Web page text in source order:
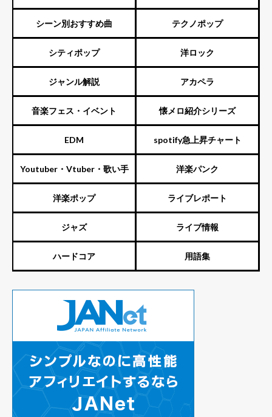
シーン別おすすめ曲 テクノポップ
シティポップ 洋ロック
ジャンル解説 アカペラ
音楽フェス・イベント 懐メロ紹介シリーズ
EDM spotify急上昇チャート
Youtuber・Vtuber・歌い手 洋楽パンク
洋楽ポップ ライブレポート
ジャズ ライブ情報
ハードコア 用語集